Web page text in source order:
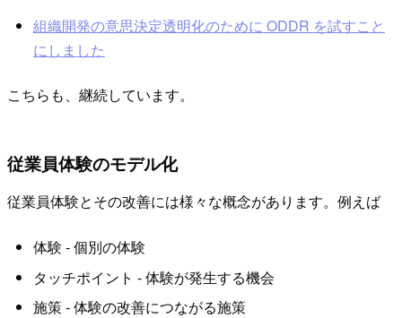
組織開発の意思決定透明化のために ODDR を試すこと
にしました
こちらも、継続しています。
従業員体験のモデル化
従業員体験とその改善には様々な概念があります。例えば
体験 - 個別の体験
タッチポイント - 体験が発生する機会
施策 - 体験の改善につながる施策